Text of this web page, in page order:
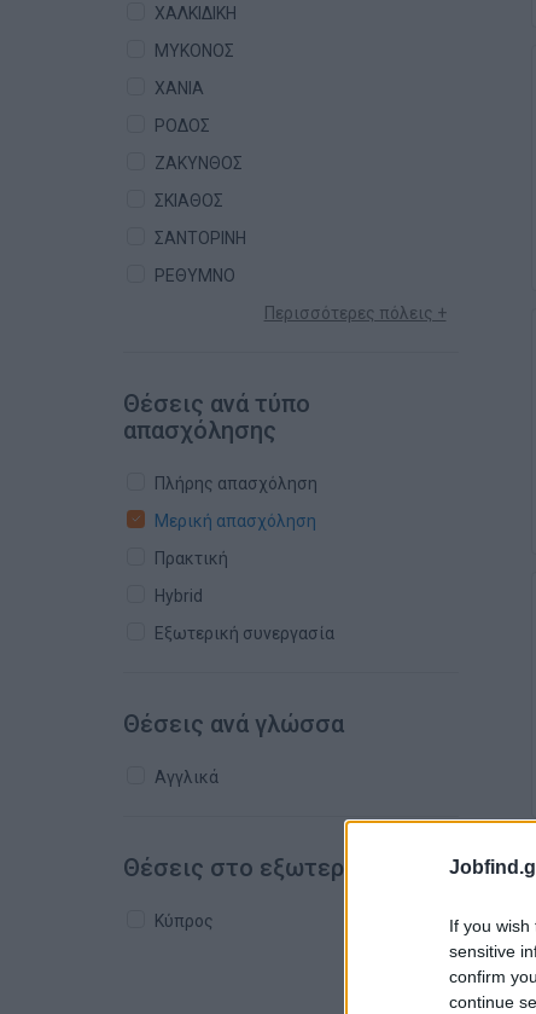
If you
sensitive
confirm
continue
ΧΑΛΚΙΔΙΚΗ
ΜΥΚΟΝΟΣ
ΧΑΝΙΑ
ΡΟΔΟΣ
ΖΑΚΥΝΘΟΣ
ΣΚΙΑΘΟΣ
ΣΑΝΤΟΡΙΝΗ
ΡΕΘΥΜΝΟ
Περισσότερες πόλεις +
Θέσεις ανά τύπο
απασχόλησης
Πλήρης απασχόληση
Μερική απασχόληση
Πρακτική
Hybrid
Εξωτερική συνεργασία
Θέσεις ανά γλώσσα
Αγγλικά
Θέσεις στο εξωτερικό
Κύπρος